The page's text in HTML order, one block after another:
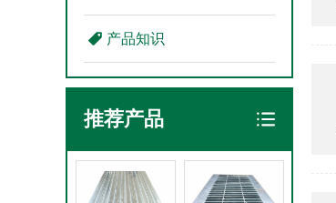
产品知识
推荐产品